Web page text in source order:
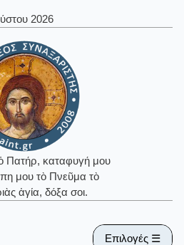
2026
Πατήρ, καταφυγή μου
μου τὸ Πνεῦμα τὸ
ἁγία, δόξα σοι.
Επιλογές ☰